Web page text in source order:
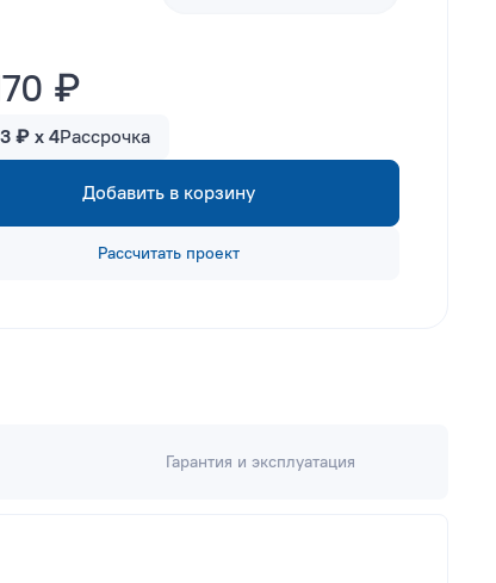
₽
₽ x 4Рассрочка
Добавить в корзину
Рассчитать проект
Гарантия и эксплуатация